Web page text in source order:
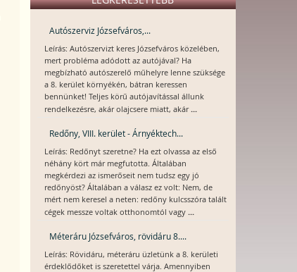
Autószerviz Józsefváros,...
Leírás: Autószervizt keres Józsefváros közelében,
mert probléma adódott az autójával? Ha
megbízható autószerelő műhelyre lenne szüksége
a 8. kerület környékén, bátran keressen
bennünket! Teljes körű autójavítással állunk
rendelkezésre, akár olajcsere miatt, akár...
Redőny, VIII. kerület - Árnyéktech...
Leírás: Redőnyt szeretne? Ha ezt olvassa az első
néhány kört már megfutotta. Általában
megkérdezi az ismerőseit nem tudsz egy jó
redőnyöst? Általában a válasz ez volt: Nem, de
mért nem keresel a neten: redőny kulcsszóra talált
cégek messze voltak otthonomtól vagy ...
Méteráru Józsefváros, rövidáru 8....
Leírás: Rövidáru, méteráru üzletünk a 8. kerületi
érdeklődőket is szeretettel várja. Amennyiben